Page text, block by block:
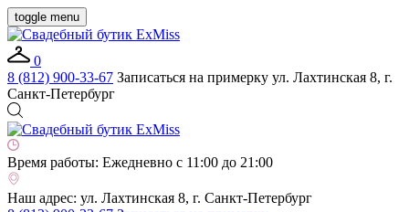
toggle menu
0
8 (812) 900-33-67 Записаться на примерку ул. Лахтинская 8, г.
Санкт-Петербург
Время работы: Ежедневно с 11:00 до 21:00
Наш адрес: ул. Лахтинская 8, г. Санкт-Петербург